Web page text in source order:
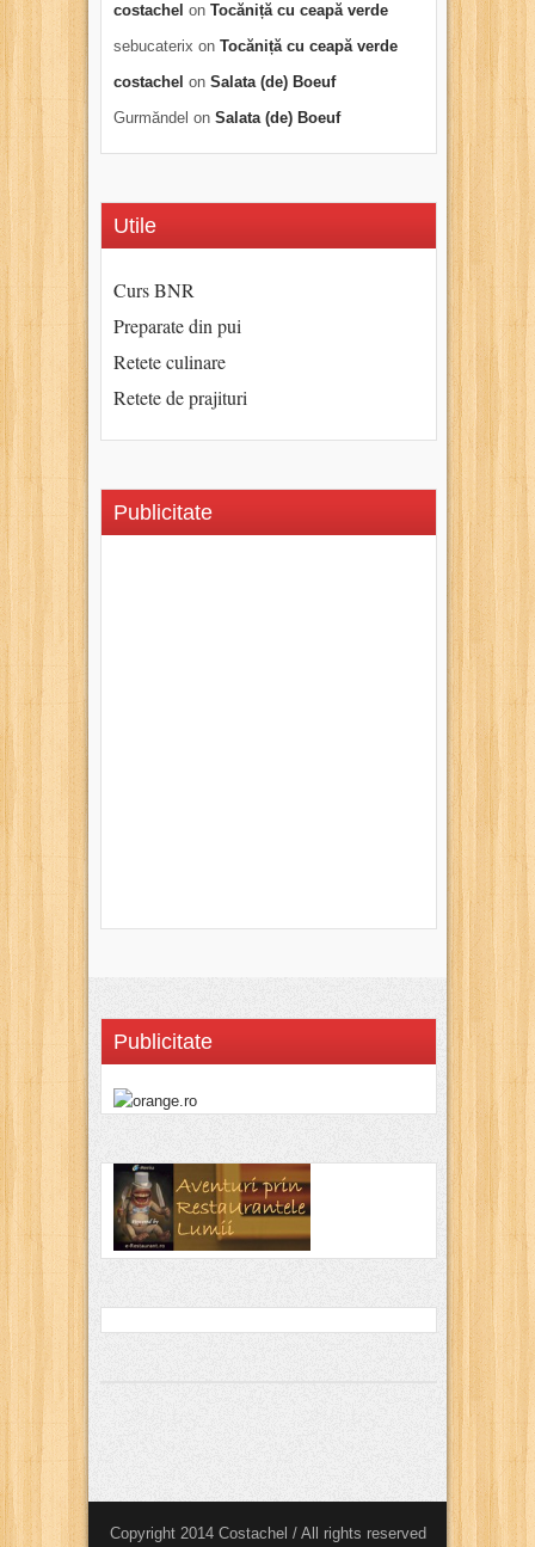
costachel on Tocăniță cu ceapă verde
sebucaterix on Tocăniță cu ceapă verde
costachel on Salata (de) Boeuf
Gurmăndel on Salata (de) Boeuf
Utile
Curs BNR
Preparate din pui
Retete culinare
Retete de prajituri
Publicitate
Publicitate
Copyright 2014 Costachel / All rights reserved